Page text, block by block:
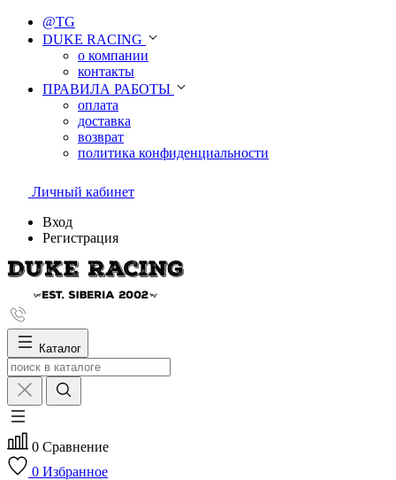
@TG
DUKE RACING
о компании
контакты
ПРАВИЛА РАБОТЫ
оплата
доставка
возврат
политика конфиденциальности
Личный кабинет
Вход
Регистрация
Каталог
0 Сравнение
0 Избранное